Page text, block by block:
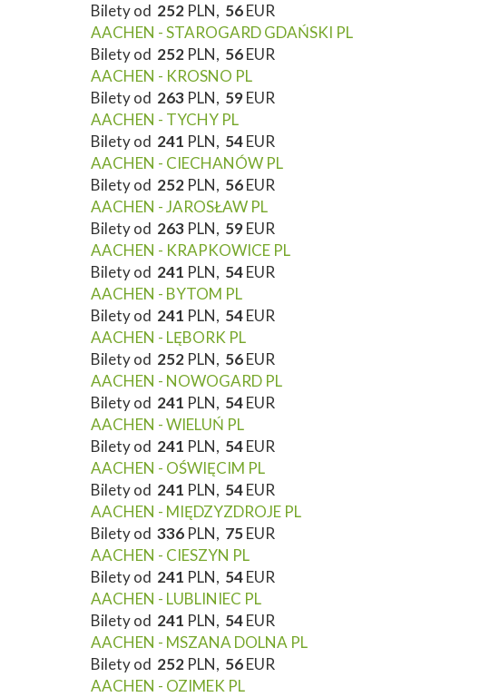
Bilety od 252 PLN, 56EUR
AACHEN - STAROGARD GDAŃSKI PL
Bilety od 252 PLN, 56EUR
AACHEN - KROSNO PL
Bilety od 263 PLN, 59EUR
AACHEN - TYCHY PL
Bilety od 241 PLN, 54EUR
AACHEN - CIECHANÓW PL
Bilety od 252 PLN, 56EUR
AACHEN - JAROSŁAW PL
Bilety od 263 PLN, 59EUR
AACHEN - KRAPKOWICE PL
Bilety od 241 PLN, 54EUR
AACHEN - BYTOM PL
Bilety od 241 PLN, 54EUR
AACHEN - LĘBORK PL
Bilety od 252 PLN, 56EUR
AACHEN - NOWOGARD PL
Bilety od 241 PLN, 54EUR
AACHEN - WIELUŃ PL
Bilety od 241 PLN, 54EUR
AACHEN - OŚWIĘCIM PL
Bilety od 241 PLN, 54EUR
AACHEN - MIĘDZYZDROJE PL
Bilety od 336 PLN, 75EUR
AACHEN - CIESZYN PL
Bilety od 241 PLN, 54EUR
AACHEN - LUBLINIEC PL
Bilety od 241 PLN, 54EUR
AACHEN - MSZANA DOLNA PL
Bilety od 252 PLN, 56EUR
AACHEN - OZIMEK PL